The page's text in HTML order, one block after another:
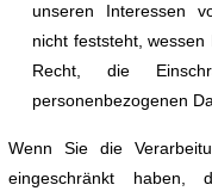
unseren Interessen
nicht feststeht,
Recht, die
personenbezogenen
Wenn Sie die
eingeschränkt